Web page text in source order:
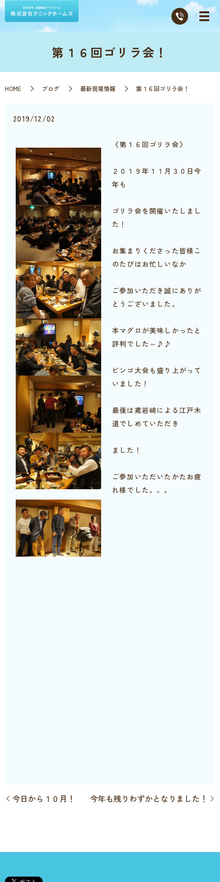
第１６回ゴリラ会！
HOME ブログ 最新現場情報 第１６回ゴリラ会！
2019/12/02
《第１６回ゴリラ会》
２０１９年１１月３０日今
年も
ゴリラ会を開催いたしまし
た！
お集まりくださった皆様こ
のたびはお忙しいなか
ご参加いただき誠にありが
とうございました。
本マグロが美味しかったと
評判でした～♪♪
ビンゴ大会も盛り上がって
いました！
最後は鳶岩崎による江戸木
遣でしめていただき
ました！
ご参加いただいたかたお疲
れ様でした。。。
今日から１０月！ 今年も残りわずかとなりました！